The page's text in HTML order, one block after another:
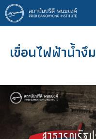
ข้าม
ไป
ยัง
หลักเขื่อนไฟฟ้าน้ำงึม